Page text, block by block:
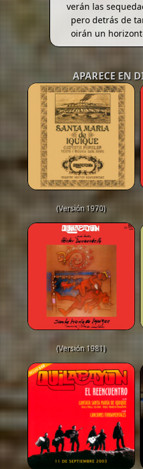
verán las
pero detrás de
oirán un
APARECE EN
(Versión 1970)
(Versión 1981)